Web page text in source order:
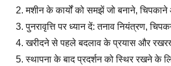
मशीन के कार्यों को समझें जो बनाने,
पुनरावृत्ति पर ध्यान दें: तनाव नियंत्रण,
खरीदने से पहले बदलाव के प्रयास और
स्थापना के बाद प्रदर्शन को स्थिर रखने के